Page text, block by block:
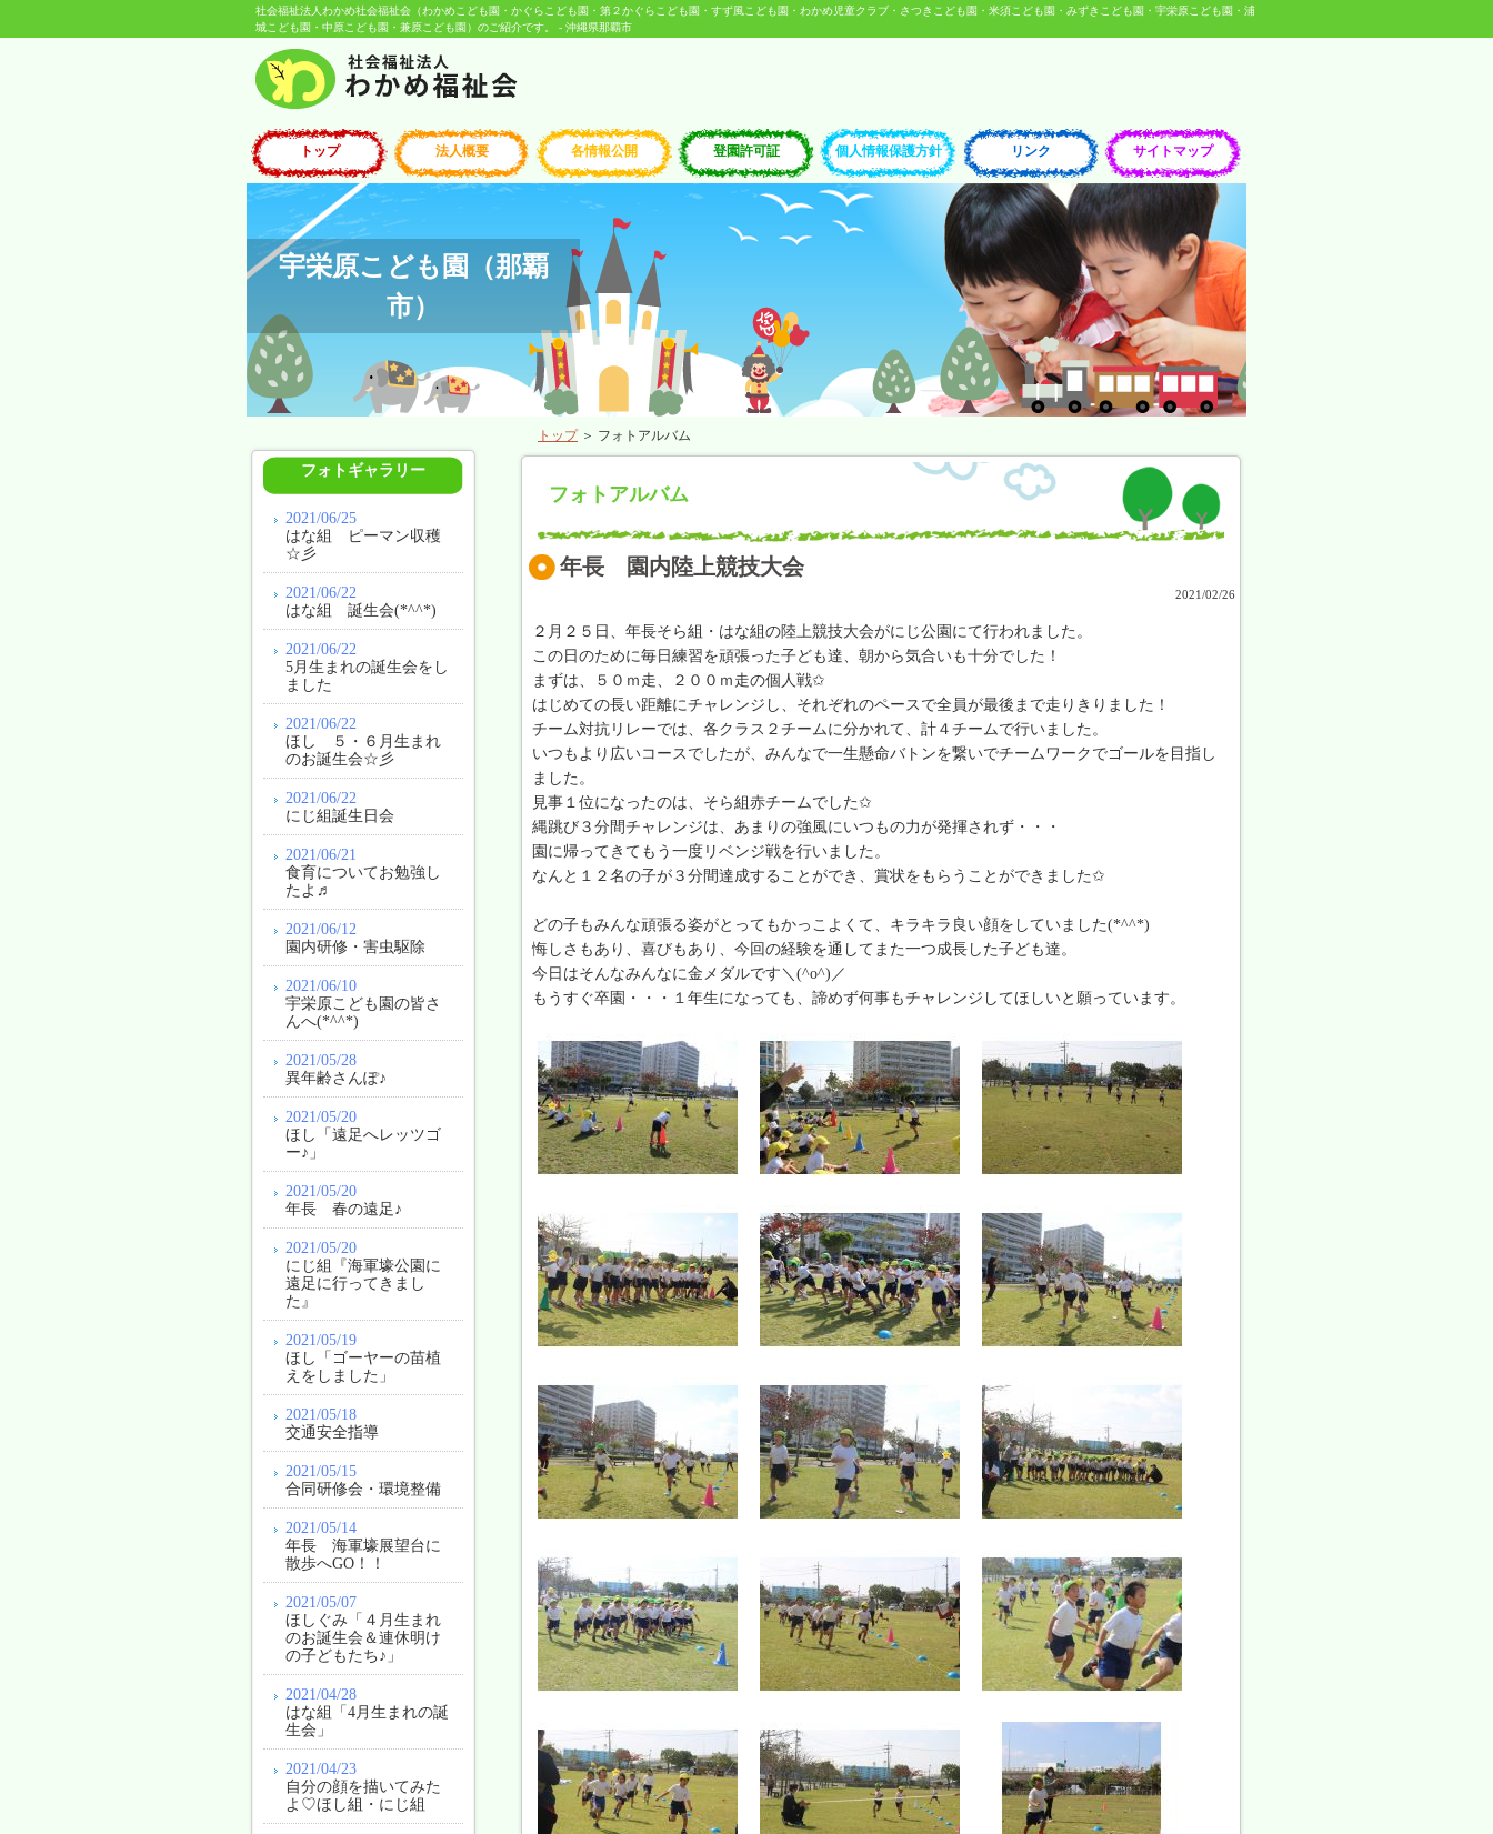
社会福祉法人わかめ社会福祉会（わかめこども園・かぐらこども園・第２かぐらこども園・すず風こども園・わかめ児童クラブ・さつきこども園・米須こども園・みずきこども園・宇栄原こども園・浦
城こども園・中原こども園・兼原こども園）のご紹介です。 - 沖縄県那覇市
トップ 法人概要 各情報公開 登園許可証 個人情報保護方針 リンク サイトマップ
宇栄原こども園（那覇
市）
トップ＞ フォトアルバム
フォトアルバム
年長 園内陸上競技大会
2021/02/26
２月２５日、年長そら組・はな組の陸上競技大会がにじ公園にて行われました。
この日のために毎日練習を頑張った子ども達、朝から気合いも十分でした！
まずは、５０ｍ走、２００ｍ走の個人戦✩
はじめての長い距離にチャレンジし、それぞれのペースで全員が最後まで走りきりました！
チーム対抗リレーでは、各クラス２チームに分かれて、計４チームで行いました。
いつもより広いコースでしたが、みんなで一生懸命バトンを繋いでチームワークでゴールを目指し
ました。
見事１位になったのは、そら組赤チームでした✩
縄跳び３分間チャレンジは、あまりの強風にいつもの力が発揮されず・・・
園に帰ってきてもう一度リベンジ戦を行いました。
なんと１２名の子が３分間達成することができ、賞状をもらうことができました✩
どの子もみんな頑張る姿がとってもかっこよくて、キラキラ良い顔をしていました(*^^*)
悔しさもあり、喜びもあり、今回の経験を通してまた一つ成長した子ども達。
今日はそんなみんなに金メダルです＼(^o^)／
もうすぐ卒園・・・１年生になっても、諦めず何事もチャレンジしてほしいと願っています。
フォトギャラリー
2021/06/25
はな組 ピーマン収穫
☆彡
2021/06/22
はな組 誕生会(*^^*)
2021/06/22
5月生まれの誕生会をし
ました
2021/06/22
ほし ５・６月生まれ
のお誕生会☆彡
2021/06/22
にじ組誕生日会
2021/06/21
食育についてお勉強し
たよ♬
2021/06/12
園内研修・害虫駆除
2021/06/10
宇栄原こども園の皆さ
んへ(*^^*)
2021/05/28
異年齢さんぽ♪
2021/05/20
ほし「遠足へレッツゴ
ー♪」
2021/05/20
年長 春の遠足♪
2021/05/20
にじ組『海軍壕公園に
遠足に行ってきまし
た』
2021/05/19
ほし「ゴーヤーの苗植
えをしました」
2021/05/18
交通安全指導
2021/05/15
合同研修会・環境整備
2021/05/14
年長 海軍壕展望台に
散歩へGO！！
2021/05/07
ほしぐみ「４月生まれ
のお誕生会＆連休明け
の子どもたち♪」
2021/04/28
はな組「4月生まれの誕
生会」
2021/04/23
自分の顔を描いてみた
よ♡ほし組・にじ組